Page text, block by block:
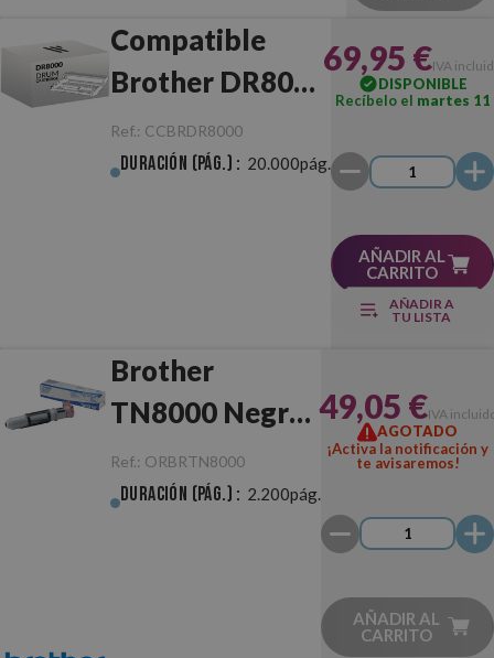
Compatible
Brother DR8000
Tambor
Ref.: CCBRDR8000
Duración (pág.) : 20.000pág.
69,95 €IVA
DISPONIBLE
Recíbelo el martes 11
AÑADIR AL
CARRITO
AÑADIR A
TU LISTA
Brother
TN8000 Negro
Original
Ref.: ORBRTN8000
Duración (pág.) : 2.200pág.
49,05 €IVA
AGOTADO
¡Activa la notificación y
te avisaremos!
AÑADIR AL
CARRITO